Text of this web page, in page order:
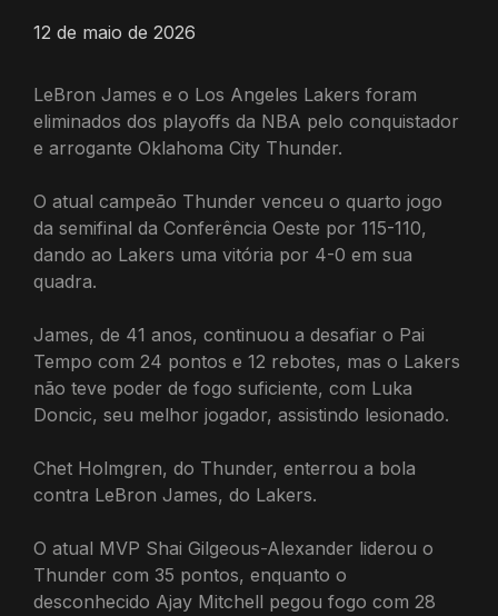
12 de maio de 2026
LeBron James e o Los Angeles Lakers foram
eliminados dos playoffs da NBA pelo conquistador
e arrogante Oklahoma City Thunder.
O atual campeão Thunder venceu o quarto jogo
da semifinal da Conferência Oeste por 115-110,
dando ao Lakers uma vitória por 4-0 em sua
quadra.
James, de 41 anos, continuou a desafiar o Pai
Tempo com 24 pontos e 12 rebotes, mas o Lakers
não teve poder de fogo suficiente, com Luka
Doncic, seu melhor jogador, assistindo lesionado.
Chet Holmgren, do Thunder, enterrou a bola
contra LeBron James, do Lakers.
O atual MVP Shai Gilgeous-Alexander liderou o
Thunder com 35 pontos, enquanto o
desconhecido Ajay Mitchell pegou fogo com 28